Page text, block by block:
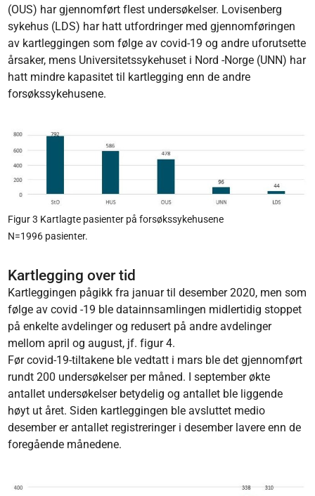
(OUS) har gjennomført flest undersøkelser. Lovisenberg
sykehus (LDS) har hatt utfordringer med gjennomføringen
av kartleggingen som følge av covid-19 og andre uforutsette
årsaker, mens Universitetssykehuset i Nord -Norge (UNN) har
hatt mindre kapasitet til kartlegging enn de andre
forsøkssykehusene.
Figur 3 Kartlagte pasienter på forsøkssykehusene
N=1996 pasienter.
Kartlegging over tid
Kartleggingen pågikk fra januar til desember 2020, men som
følge av covid -19 ble datainnsamlingen midlertidig stoppet
på enkelte avdelinger og redusert på andre avdelinger
mellom april og august, jf. figur 4.
Før covid-19-tiltakene ble vedtatt i mars ble det gjennomført
rundt 200 undersøkelser per måned. I september økte
antallet undersøkelser betydelig og antallet ble liggende
høyt ut året. Siden kartleggingen ble avsluttet medio
desember er antallet registreringer i desember lavere enn de
foregående månedene.